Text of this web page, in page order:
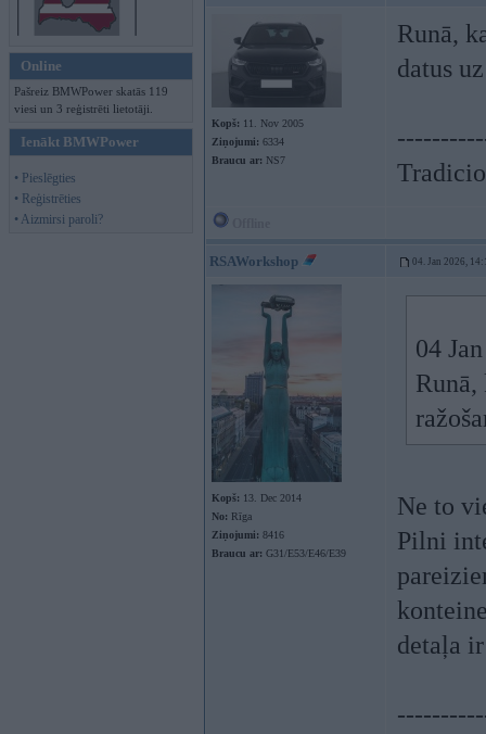
Online
Pašreiz BMWPower skatās 119
viesi un 3 reģistrēti lietotāji.
Ienākt BMWPower
• Pieslēgties
• Reģistrēties
• Aizmirsi paroli?
Kopš: 11. Nov 2005
Ziņojumi: 6334
Braucu ar: NS7
Runā,
datus
RSAWorkshop 04. Jan 2026,
Kopš: 13. Dec 2014
No: Rīga
Ziņojumi: 8416
Braucu ar: G31/E53/E46/E39
04
Ne to
Pilni
detaļa